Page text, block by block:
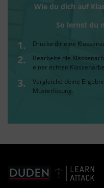
Wie du dich auf
So lernst du
Drucke dir eine
Bearbeite die
einer echten
Vergleiche deine
Musterlösung.